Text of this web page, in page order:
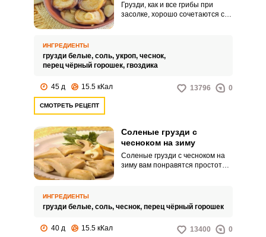
Грузди, как и все грибы при
засолке, хорошо сочетаются с
ИНГРЕДИЕНТЫ
грузди белые, соль, укроп, чеснок,
перец чёрный горошек, гвоздика
45 д 15.5 кКал 13796 0
СМОТРЕТЬ РЕЦЕПТ
Соленые грузди с
чесноком на зиму
Соленые грузди с чесноком на
зиму вам понравятся простотой
праздничного стола.
ИНГРЕДИЕНТЫ
грузди белые, соль, чеснок, перец чёрный горошек
40 д 15.5 кКал 13400 0